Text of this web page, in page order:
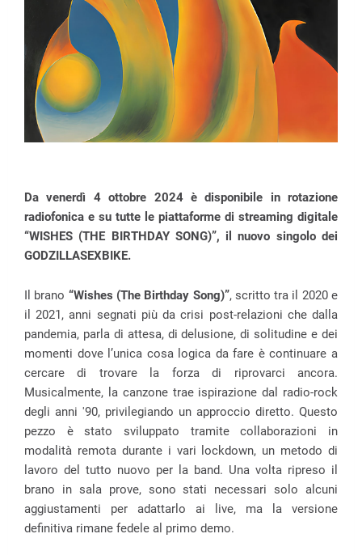
Da venerdì 4 ottobre 2024 è disponibile in rotazione
radiofonica e su tutte le piattaforme di streaming digitale
“WISHES (THE BIRTHDAY SONG)”, il nuovo singolo dei
GODZILLASEXBIKE.
Il brano “Wishes (The Birthday Song)”, scritto tra il 2020 e
il 2021, anni segnati più da crisi post-relazioni che dalla
pandemia, parla di attesa, di delusione, di solitudine e dei
momenti dove l’unica cosa logica da fare è continuare a
cercare di trovare la forza di riprovarci ancora.
Musicalmente, la canzone trae ispirazione dal radio-rock
degli anni '90, privilegiando un approccio diretto. Questo
pezzo è stato sviluppato tramite collaborazioni in
modalità remota durante i vari lockdown, un metodo di
lavoro del tutto nuovo per la band. Una volta ripreso il
brano in sala prove, sono stati necessari solo alcuni
aggiustamenti per adattarlo ai live, ma la versione
definitiva rimane fedele al primo demo.